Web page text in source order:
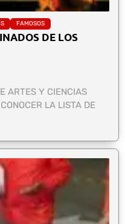
FAMOSOS
DE LOS
ARTES Y CIENCIAS
LA LISTA DE